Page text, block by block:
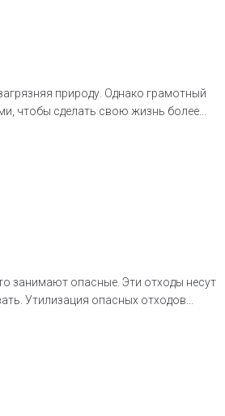
природу. Однако грамотный
чтобы сделать свою жизнь более...
занимают опасные. Эти отходы несут
Утилизация опасных отходов...